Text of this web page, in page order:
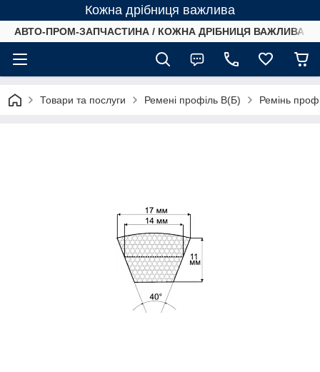
Кожна дрібниця важлива
АВТО-ПРОМ-ЗАПЧАСТИНА / КОЖНА ДРІБНИЦЯ ВАЖЛИВА /
Товари та послуги Ремені профіль B(Б) Ремінь